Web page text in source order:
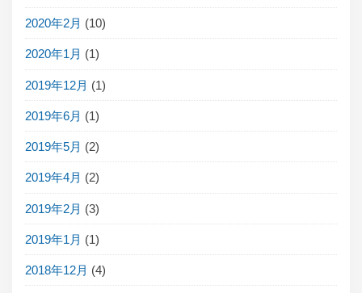
2020年2月 (10)
2020年1月 (1)
2019年12月 (1)
2019年6月 (1)
2019年5月 (2)
2019年4月 (2)
2019年2月 (3)
2019年1月 (1)
2018年12月 (4)